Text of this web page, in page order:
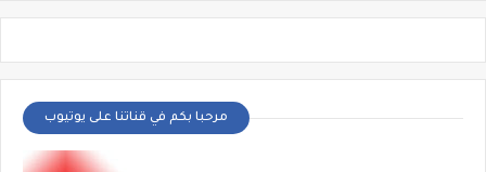
مرحبا بكم في قناتنا على يوتيوب